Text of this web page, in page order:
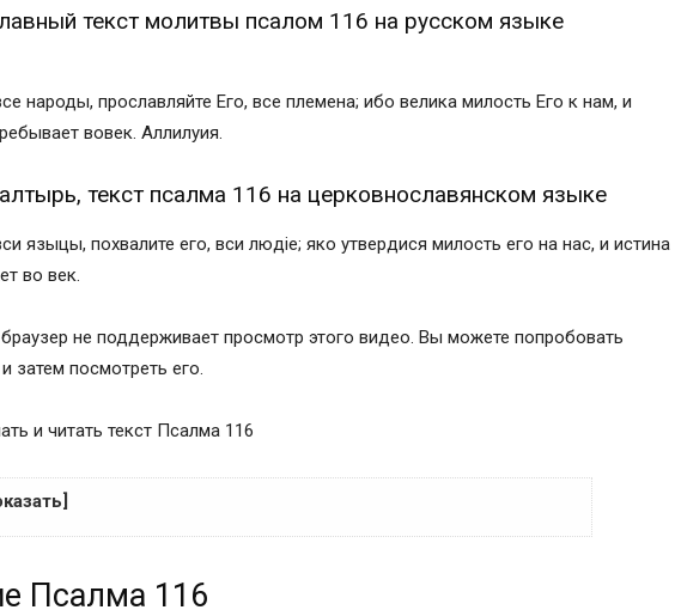
текст молитвы псалом 116 на русском языке
народы, прославляйте Его, все племена; ибо велика милость Его к нам, и
вовек. Аллилуия.
текст псалма 116 на церковнославянском языке
языцы, похвалите eго, вси людiе; яко утвердися милость eго на нас, и истина
во век.
не поддерживает просмотр этого видео. Вы можете попробовать
затем посмотреть его.
и читать текст Псалма 116
текст молитвы псалом 116 на русском языке
Псалма 116